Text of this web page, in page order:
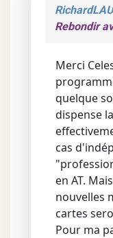
Rebondir
Merci
quelque
dispense
cas
en AT.
nouvelles
cartes
Pour ma